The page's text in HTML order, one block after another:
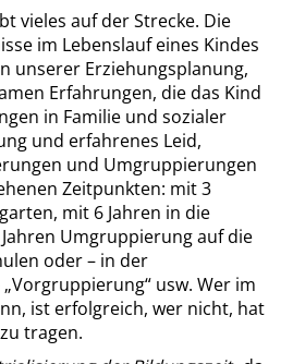
vieles auf der Strecke. Die
im Lebenslauf eines Kindes
unserer Erziehungsplanung,
Erfahrungen, die das Kind
in Familie und sozialer
und erfahrenes Leid,
und Umgruppierungen
Zeitpunkten: mit 3
mit 6 Jahren in die
Umgruppierung auf die
oder – in der
„Vorgruppierung“ usw. Wer im
ist erfolgreich, wer nicht, hat
tragen.